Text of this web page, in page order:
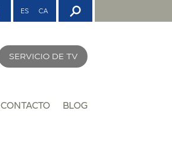
ES CA
SERVICIO DE TV
CONTACTO BLOG